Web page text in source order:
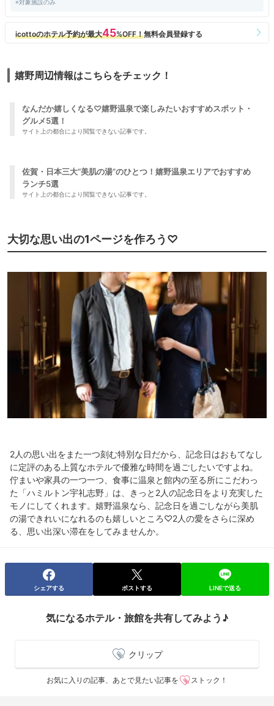
※対象施設のみ
嬉野周辺情報はこちらをチェック！
なんだか嬉しくなる♡嬉野温泉で楽しみたいおすすめスポット・
グルメ5選！
サイト上の都合により閲覧できない記事です。
佐賀・日本三大“美肌の湯”のひとつ！嬉野温泉エリアでおすすめ
ランチ5選
サイト上の都合により閲覧できない記事です。
大切な思い出の1ページを作ろう♡
2人の思い出をまた一つ刻む特別な日だから、記念日はおもてなし
に定評のある上質なホテルで優雅な時間を過ごしたいですよね。
佇まいや家具の一つ一つ、食事に温泉と館内の至る所にこだわっ
た「ハミルトン宇礼志野」は、きっと2人の記念日をより充実した
モノにしてくれます。嬉野温泉なら、記念日を過ごしながら美肌
の湯できれいになれるのも嬉しいところ♡2人の愛をさらに深め
る、思い出深い滞在をしてみませんか。
シェアする ポストする LINEで送る
気になるホテル・旅館を共有してみよう♪
クリップ
お気に入りの記事、あとで見たい記事を ストック！